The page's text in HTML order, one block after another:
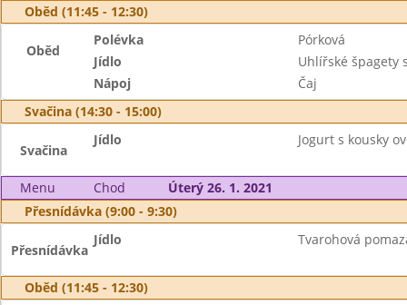
Oběd (11:45 - 12:30)
Oběd
Polévka
Pórková
Jídlo
Uhlířské špagety
Nápoj
Čaj
Svačina (14:30 - 15:00)
Svačina
Jídlo Jogurt s kousky
Menu Chod
Úterý 26. 1. 2021
Přesnídávka (9:00 - 9:30)
Přesnídávka
Jídlo Tvarohová
Oběd (11:45 - 12:30)